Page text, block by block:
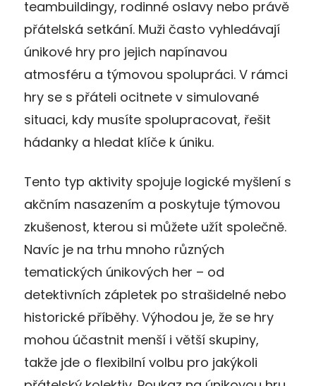
teambuildingy, rodinné oslavy nebo právě
přátelská setkání. Muži často vyhledávají
únikové hry pro jejich napínavou
atmosféru a týmovou spolupráci. V rámci
hry se s přáteli ocitnete v simulované
situaci, kdy musíte spolupracovat, řešit
hádanky a hledat klíče k úniku.
Tento typ aktivity spojuje logické myšlení s
akčním nasazením a poskytuje týmovou
zkušenost, kterou si můžete užít společně.
Navíc je na trhu mnoho různých
tematických únikových her – od
detektivních zápletek po strašidelné nebo
historické příběhy. Výhodou je, že se hry
mohou účastnit menší i větší skupiny,
takže jde o flexibilní volbu pro jakýkoli